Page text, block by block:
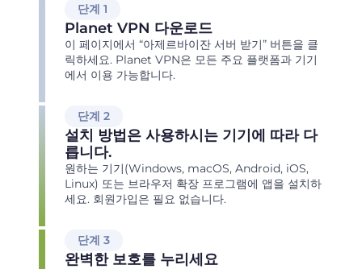
단계 1
Planet VPN 다운로드
이 페이지에서 “아제르바이잔 서버 받기” 버튼을 클
릭하세요. Planet VPN은 모든 주요 플랫폼과 기기
에서 이용 가능합니다.
단계 2
설치 방법은 사용하시는 기기에 따라 다
릅니다.
원하는 기기(Windows, macOS, Android, iOS,
Linux) 또는 브라우저 확장 프로그램에 앱을 설치하
세요. 회원가입은 필요 없습니다.
단계 3
완벽한 보호를 누리세요